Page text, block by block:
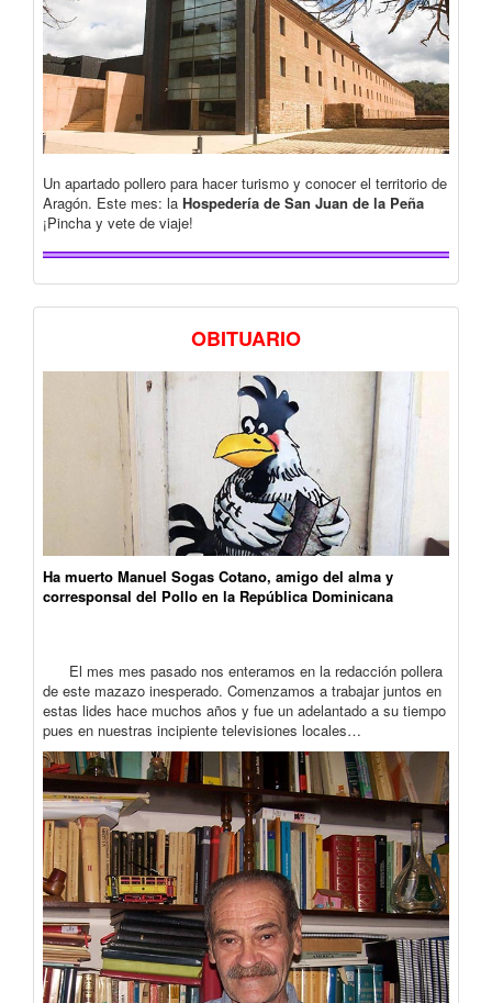
Un apartado pollero para hacer turismo y conocer el territorio de
Aragón. Este mes: la Hospedería de San Juan de la Peña
¡Pincha y vete de viaje!
OBITUARIO
Ha muerto Manuel Sogas Cotano, amigo del alma y
corresponsal del Pollo en la República Dominicana
El mes mes pasado nos enteramos en la redacción pollera
de este mazazo inesperado. Comenzamos a trabajar juntos en
estas lides hace muchos años y fue un adelantado a su tiempo
pues en nuestras incipiente televisiones locales…